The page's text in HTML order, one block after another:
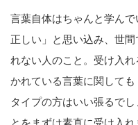
言葉自体はちゃんと学ん
正しい」と思い込み、世
れない人のこと。受け入
かれている言葉に関して
タイプの方はいい張るで
とをまずは素直に受け入